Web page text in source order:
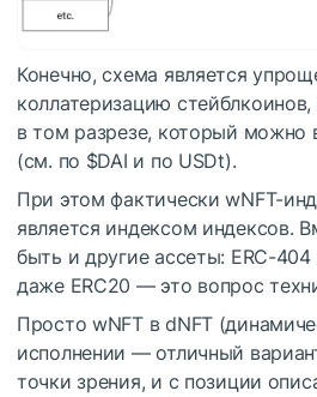
Конечно, схема является
коллатеризацию
в том разрезе, который можно
(см. по $DAI и по USDt).
При этом фактически wNFT-
является индексом индексов.
быть и другие ассеты: ERC-404
даже ERC20 — это вопрос
Просто wNFT в dNFT
исполнении — отличный
точки зрения, и с позиции